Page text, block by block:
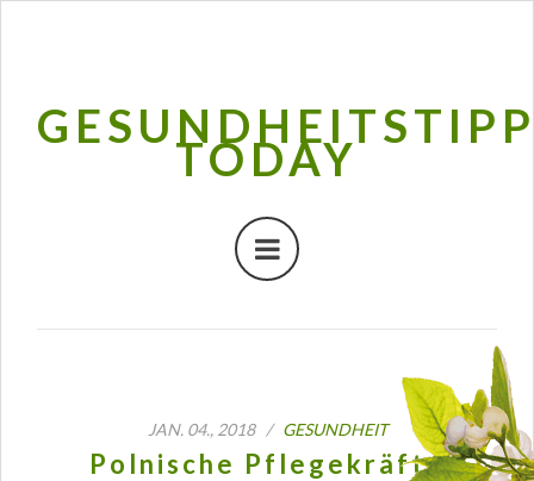
TODAY
JAN. 04., 2018 / GESUNDHEIT
Polnische Pflegekräfte